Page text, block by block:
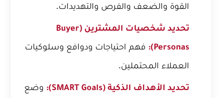
القوة والضعف والفرص والتهديدات.
تحديد شخصيات المشترين (Buyer
Personas):
فهم احتياجات ودوافع وسلوكيات
العملاء المحتملين.
تحديد الأهداف الذكية (SMART Goals):
وضع